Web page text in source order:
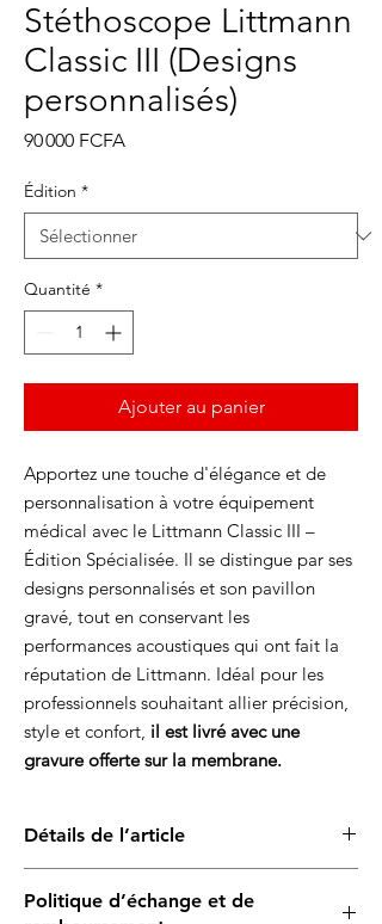
Stéthoscope Littmann
Classic III (Designs
personnalisés)
90 000 FCFAPrix
Édition *
Quantité *
Ajouter au panier
Apportez une touche d'élégance et de
personnalisation à votre équipement
médical avec le Littmann Classic III –
Édition Spécialisée. Il se distingue par ses
designs personnalisés et son pavillon
gravé, tout en conservant les
performances acoustiques qui ont fait la
réputation de Littmann. Idéal pour les
professionnels souhaitant allier précision,
style et confort, il est livré avec une
gravure offerte sur la membrane.
Détails de l’article
permet l’auscultation des adultes et des
Politique d’échange et de